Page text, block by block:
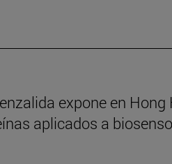
expone en Hong
aplicados a